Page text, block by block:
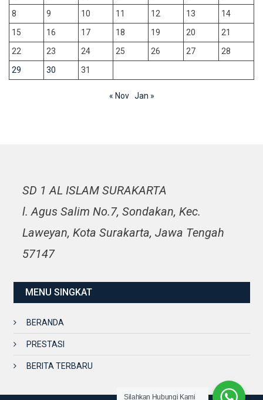
8
9 10 11 12 13
14
15
16 17 18 19 20
21
22
23 24 25 26 27
28
29
30 31
« Nov Jan »
SD 1 AL ISLAM SURAKARTA
l. Agus Salim No.7, Sondakan, Kec.
Laweyan, Kota Surakarta, Jawa Tengah
57147
MENU SINGKAT
BERANDA
PRESTASI
BERITA TERBARU
Silahkan Hubungi Kami